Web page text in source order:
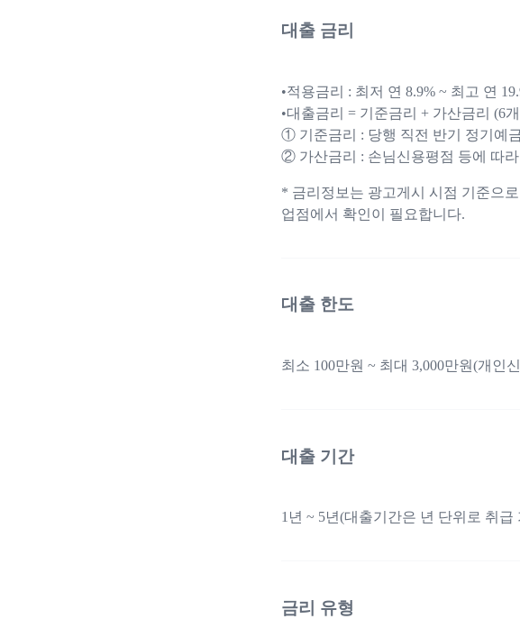
대출 금리
•적용금리 : 최저 연 8.9% ~ 최고 연
•대출금리 = 기준금리 + 가산금리 (6
① 기준금리 : 당행 직전 반기 정기예
② 가산금리 : 손님신용평점 등에 따
* 금리정보는 광고게시 시점 기준으
업점에서 확인이 필요합니다.
대출 한도
최소 100만원 ~ 최대 3,000만원(개인
대출 기간
1년 ~ 5년(대출기간은 년 단위로 취급
금리 유형